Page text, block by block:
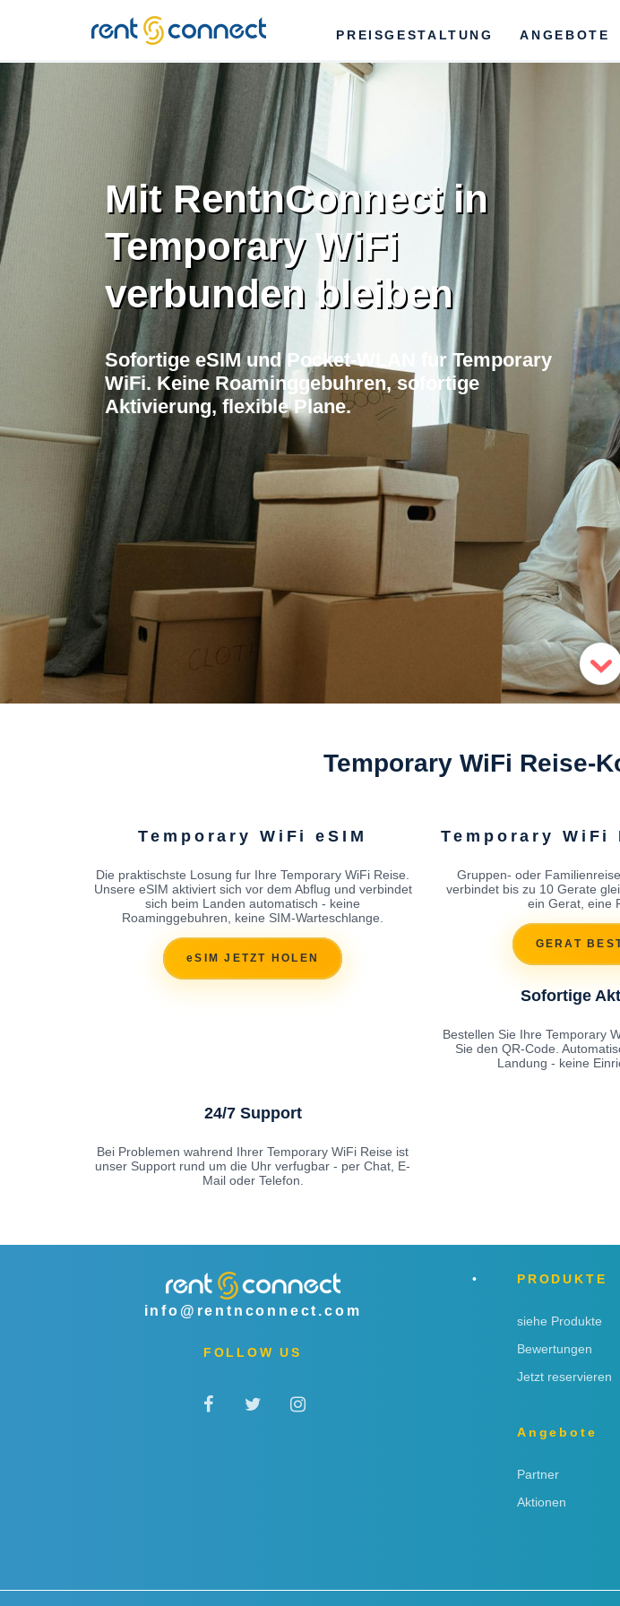
RENT'N
CONNECT
PREISGESTALTUNG ANGEBOTE
Mit RentnConnect in
Temporary WiFi
verbunden bleiben
Sofortige eSIM und Pocket-WLAN fur Temporary
WiFi. Keine Roaminggebuhren, sofortige
Aktivierung, flexible Plane.
Temporary WiFi Reise-
Temporary WiFi eSIM
Die praktischste Losung fur Ihre Temporary WiFi Reise.
Unsere eSIM aktiviert sich vor dem Abflug und verbindet
sich beim Landen automatisch - keine
Roaminggebuhren, keine SIM-Warteschlange.
eSIM JETZT HOLEN
Temporary WiFi
Gruppen- oder
verbindet bis zu 10 Gerate
ein Gerat, eine
GERAT
Sofortige
Bestellen Sie Ihre Temporary
Sie den QR-Code.
Landung - keine
24/7 Support
Bei Problemen wahrend Ihrer Temporary WiFi Reise ist
unser Support rund um die Uhr verfugbar - per Chat, E-
Mail oder Telefon.
info@rentnconnect.com
FOLLOW US
PRODUKTE
siehe Produkte
Bewertungen
Jetzt reservieren
Angebote
Partner
Aktionen